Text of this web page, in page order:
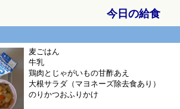
今日の給食
麦ごはん
牛乳
鶏肉とじゃがいもの甘酢あえ
大根サラダ（マヨネーズ除去食あり）
のりかつおふりかけ